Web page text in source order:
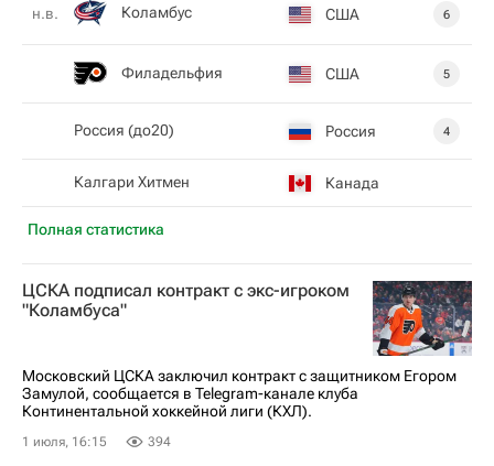
Полная статистика
н.в. Коламбус США 6
Филадельфия США 5
Россия (до20) Россия 4
Калгари Хитмен Канада
ЦСКА подписал контракт с экс-игроком
"Коламбуса"
Московский ЦСКА заключил контракт с защитником Егором
Замулой, сообщается в Telegram-канале клуба
Континентальной хоккейной лиги (КХЛ).
1 июля, 16:15 394